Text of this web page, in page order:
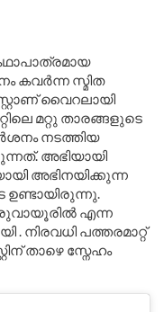
കവർന്ന സ്മിത
വൈറലായി
മറ്റു താരങ്ങളുടെ
നടത്തിയ
അഭിയായി
അഭിനയിക്കുന്ന
ഉണ്ടായിരുന്നു.
എന്ന
പത്തരമാറ്റ്
താഴെ സ്നേഹം